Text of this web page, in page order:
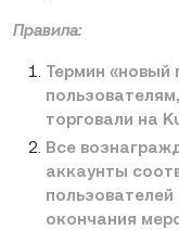
Правила:
Термин «новый
торговали на
Все
аккаунты
окончания